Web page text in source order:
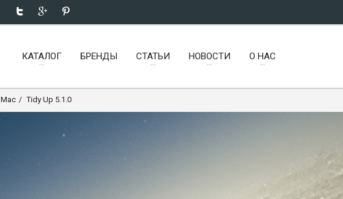
КАТАЛОГ БРЕНДЫ СТАТЬИ НОВОСТИ О НАС
Tidy Up 5.1.0